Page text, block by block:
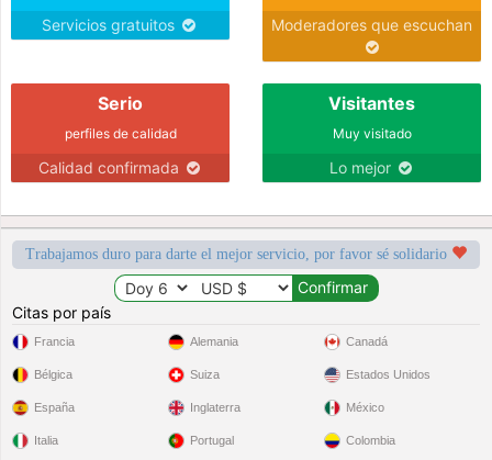
Servicios gratuitos Moderadores que escuchan
Serio
perfiles de calidad
Calidad confirmada
Visitantes
Muy visitado
Lo mejor
Trabajamos duro para darte el mejor servicio, por favor sé solidario
Citas por país
Francia
Bélgica
España
Italia
Alemania
Suiza
Inglaterra
Portugal
Canadá
Estados Unidos
México
Colombia